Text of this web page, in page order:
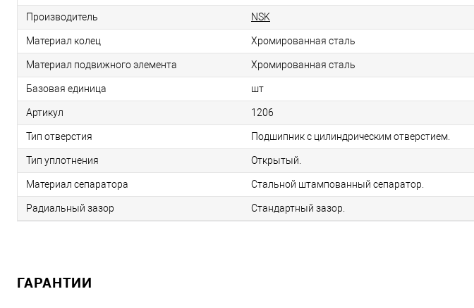
Производитель NSK
Материал колец Хромированная сталь
Материал подвижного элемента Хромированная сталь
Базовая единица шт
Артикул 1206
Тип отверстия Подшипник с цилиндрическим отверстием.
Тип уплотнения Открытый.
Материал сепаратора Стальной штампованный сепаратор.
Радиальный зазор Стандартный зазор.
ГАРАНТИИ